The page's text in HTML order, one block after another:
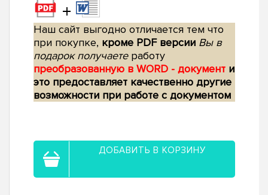
+
Наш сайт выгодно отличается тем что
при покупке, кроме PDF версии Вы в
подарок получаетеработу
преобразованную в WORD - документ и
это предоставляет качественно другие
возможности при работе с документом
ДОБАВИТЬ В КОРЗИНУ